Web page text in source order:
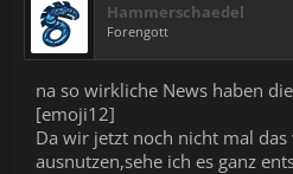
Hammerschaedel
Forengott
na so wirkliche News haben
[emoji12]
Da wir jetzt noch nicht mal das
ausnutzen,sehe ich es ganz